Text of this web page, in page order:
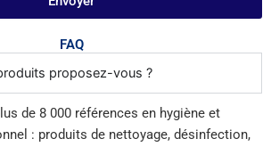
FAQ
proposez-vous ?
de 8 000 références en hygiène et
: produits de nettoyage, désinfection,